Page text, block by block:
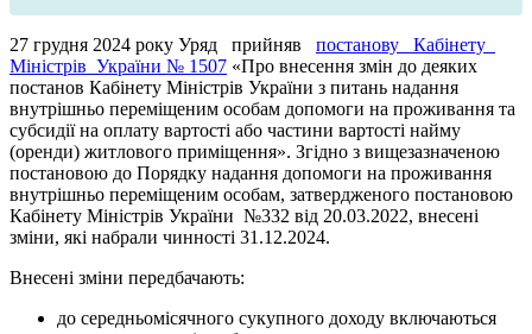
27 грудня 2024 року Уряд прийняв постанову Кабінету
Міністрів України № 1507 «Про внесення змін до деяких
постанов Кабінету Міністрів України з питань надання
внутрішньо переміщеним особам допомоги на проживання та
субсидії на оплату вартості або частини вартості найму
(оренди) житлового приміщення». Згідно з вищезазначеною
постановою до Порядку надання допомоги на проживання
внутрішньо переміщеним особам, затвердженого постановою
Кабінету Міністрів України №332 від 20.03.2022, внесені
зміни, які набрали чинності 31.12.2024.
Внесені зміни передбачають:
до середньомісячного сукупного доходу включаються